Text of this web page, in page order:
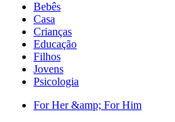
Bebês
Casa
Crianças
Educação
Filhos
Jovens
Psicologia
For Her &amp; For Him